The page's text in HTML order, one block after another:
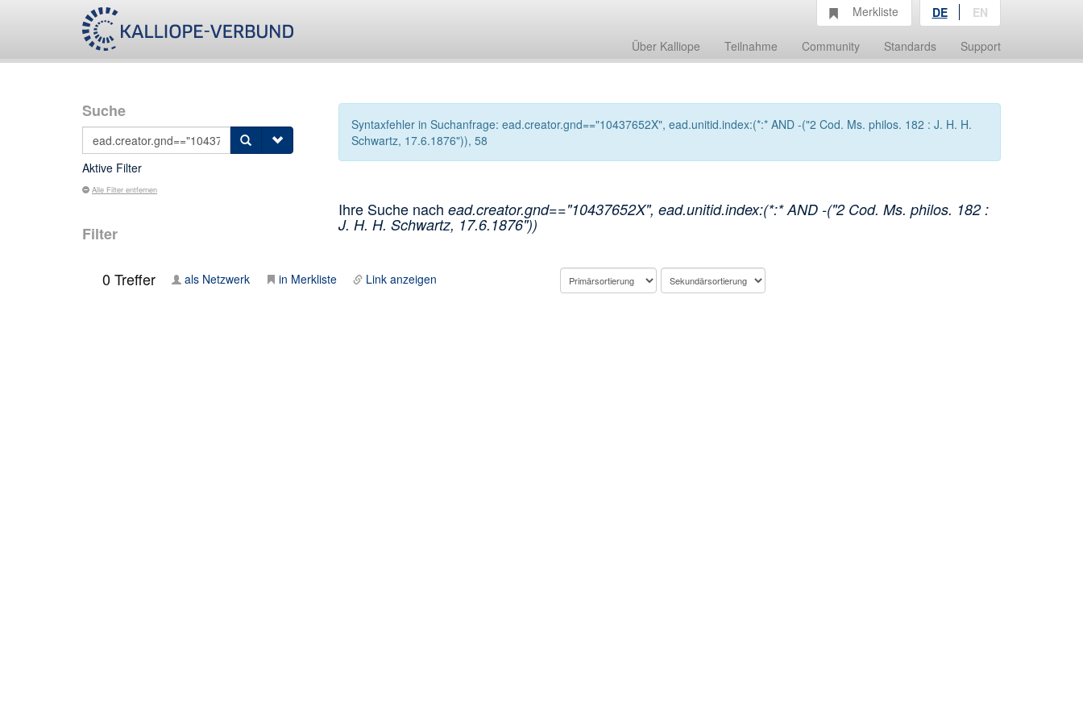
Über Kalliope Teilnahme Community Standards Support
Merkliste DE EN
Suche
Aktive Filter
Alle Filter entfernen
Filter
Syntaxfehler in Suchanfrage: ead.creator.gnd=="10437652X", ead.unitid.index:(*:* AND -("2 Cod. Ms. philos. 182 : J. H. H.
Schwartz, 17.6.1876")), 58
Ihre Suche nach ead.creator.gnd=="10437652X", ead.unitid.index:(*:* AND -("2 Cod. Ms. philos. 182 :
J. H. H. Schwartz, 17.6.1876"))
0Treffer als Netzwerk in Merkliste Link anzeigen